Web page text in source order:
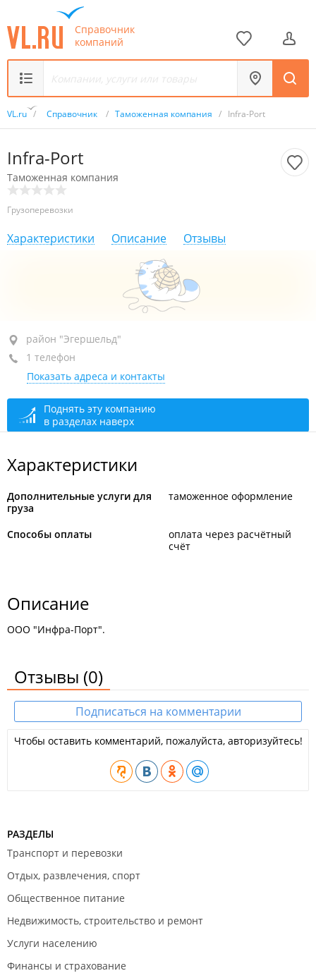
Справочник
компаний
VL.ru / Справочник / Таможенная компания / Infra-Port
Infra-Port
Таможенная компания
Грузоперевозки
Характеристики Описание Отзывы
район "Эгершельд", ул. Стрельникова, 9
оф. 101
+7 914 737-77-00
открыто: 10:00–17:00
район "Эгершельд"
1 телефон
Показать адреса и контакты
Поднять эту компанию
в разделах наверх
Характеристики
Дополнительные услуги для
груза
таможенное оформление
Способы оплаты
оплата через расчётный
счёт
Описание
ООО "Инфра-Порт".
Отзывы (0)
Подписаться на комментарии
Чтобы оставить комментарий, пожалуйста, авторизуйтесь!
РАЗДЕЛЫ
Транспорт и перевозки
Отдых, развлечения, спорт
Общественное питание
Недвижимость, строительство и ремонт
Услуги населению
Финансы и страхование